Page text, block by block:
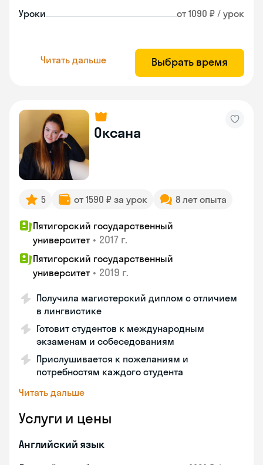
Уроки от 1090 ₽ / урок
Читать дальше Выбрать время
Оксана
5 от 1590 ₽ за урок 8 лет опыта
Пятигорский государственный
университет • 2017 г.
Пятигорский государственный
университет • 2019 г.
Получила магистерский диплом с отличием
в лингвистике
Готовит студентов к международным
экзаменам и собеседованиям
Прислушивается к пожеланиям и
потребностям каждого студента
Читать дальше
Услуги и цены
Английский язык